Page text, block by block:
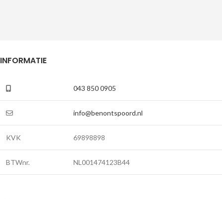
INFORMATIE
043 850 0905
info@benontspoord.nl
KVK 69898898
BTWnr. NL001474123B44